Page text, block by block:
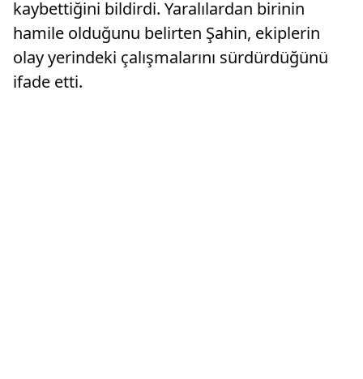
kaybettiğini bildirdi. Yaralılardan birinin
hamile olduğunu belirten Şahin, ekiplerin
olay yerindeki çalışmalarını sürdürdüğünü
ifade etti.